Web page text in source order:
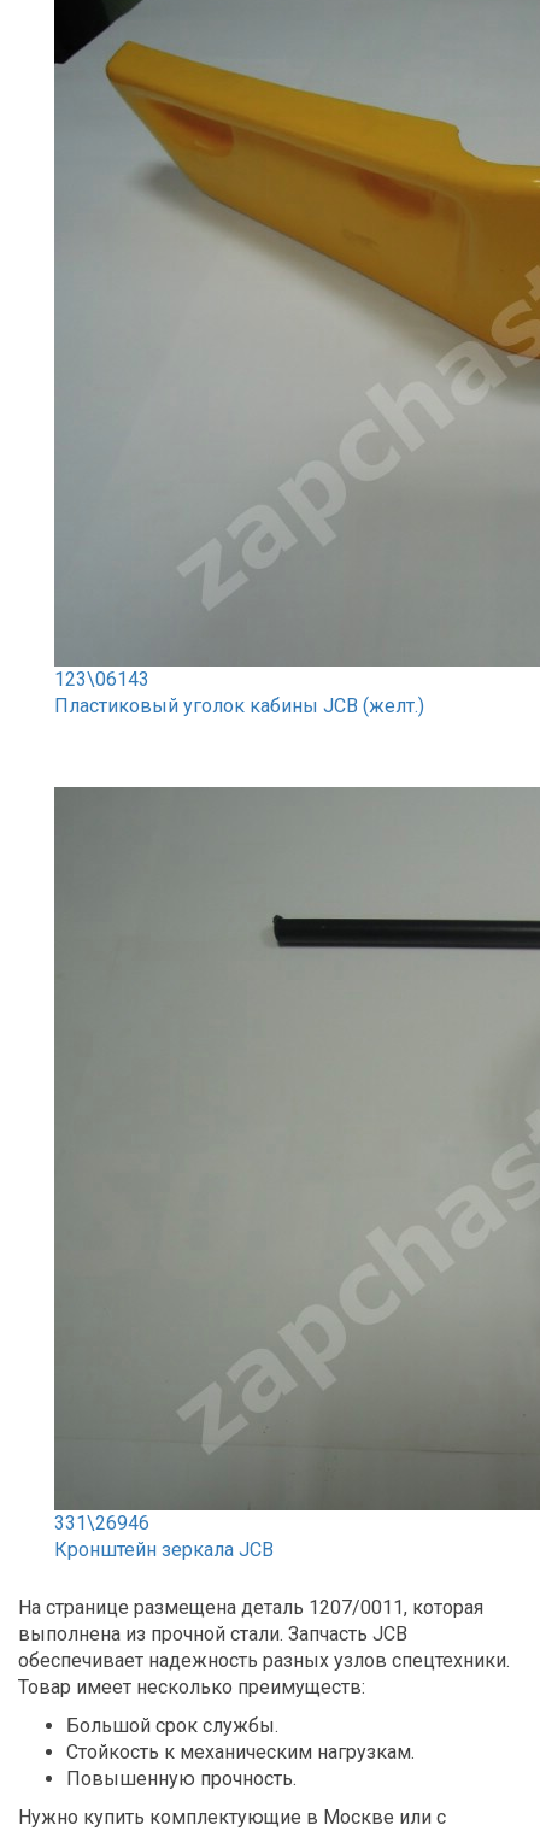
123\06143
Пластиковый уголок кабины JCB (желт.)
331\26946
Кронштейн зеркала JCB
На странице размещена деталь 1207/0011, которая
выполнена из прочной стали. Запчасть JCB
обеспечивает надежность разных узлов спецтехники.
Товар имеет несколько преимуществ:
Большой срок службы.
Стойкость к механическим нагрузкам.
Повышенную прочность.
Нужно купить комплектующие в Москве или с